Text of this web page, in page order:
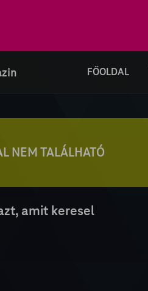
FŐOLDAL
NEM TALÁLHATÓ
amit keresel